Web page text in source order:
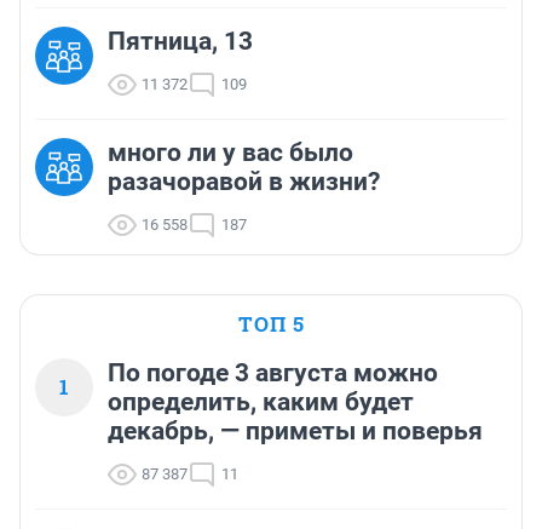
Пятница, 13
11 372 109
много ли у вас было
разачоравой в жизни?
16 558 187
ТОП 5
1
По погоде 3 августа можно
определить, каким будет
декабрь, — приметы и поверья
87 387 11